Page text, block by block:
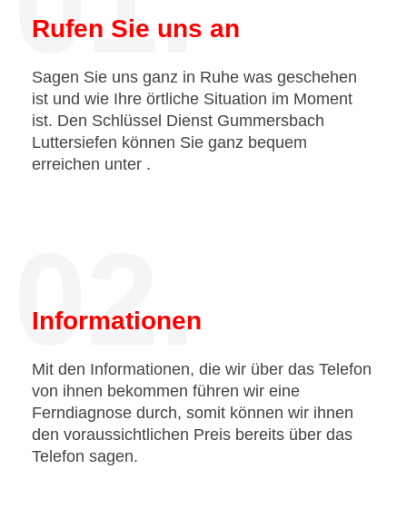
Rufen Sie uns an
Sagen Sie uns ganz in Ruhe was geschehen
ist und wie Ihre örtliche Situation im Moment
ist. Den Schlüssel Dienst Gummersbach
Luttersiefen können Sie ganz bequem
erreichen unter .
02.
Informationen
Mit den Informationen, die wir über das Telefon
von ihnen bekommen führen wir eine
Ferndiagnose durch, somit können wir ihnen
den voraussichtlichen Preis bereits über das
Telefon sagen.